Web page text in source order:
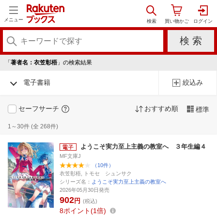
メニュー
「 著者名：衣笠彰梧」の検索結果
電子書籍 絞込み
セーフサーチ おすすめ順 標準
1～30件 (全 268件)
ようこそ実力至上主義の教室へ ３年生編４
MF文庫J
（10件）
衣笠彰梧, トモセ シュンサク
シリーズ名： ようこそ実力至上主義の教室へ
2026年05月30日発売
902円 (税込)
8ポイント 1倍